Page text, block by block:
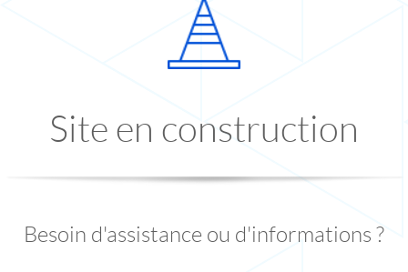
Site en construction
Besoin d'assistance ou d'informations ?